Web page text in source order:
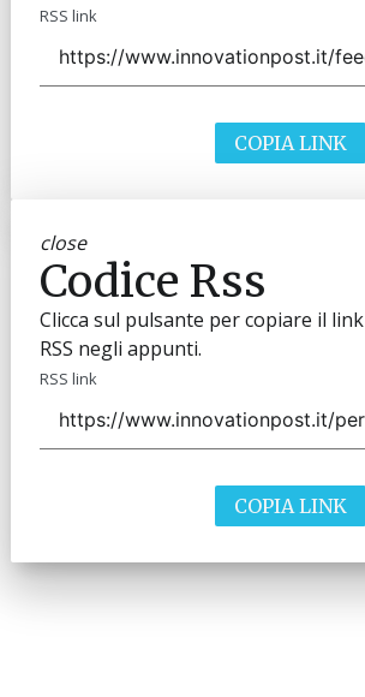
RSS link
COPIA LINK
close
Codice Rss
Clicca sul pulsante per copiare il link
RSS negli appunti.
RSS link
COPIA LINK